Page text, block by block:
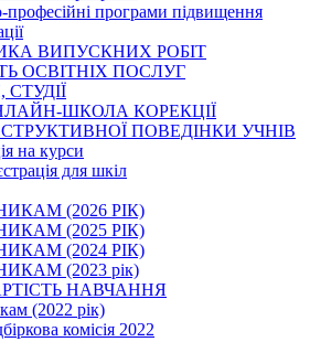
професійні програми підвищення
ВИПУСКНИХ РОБІТ
ОСВІТНІХ ПОСЛУГ
ШКОЛА КОРЕКЦІЇ
ПОВЕДІНКИ УЧНІВ
на курси
для шкіл
(2026 РІК)
(2025 РІК)
(2024 РІК)
(2023 рік)
НАВЧАННЯ
(2022 рік)
комісія 2022